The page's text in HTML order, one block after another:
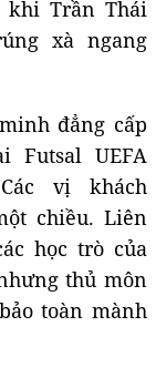
Trần Thái
xà ngang
đẳng cấp
Futsal UEFA
Các vị khách
chiều. Liên
học trò của
thủ môn
toàn mành